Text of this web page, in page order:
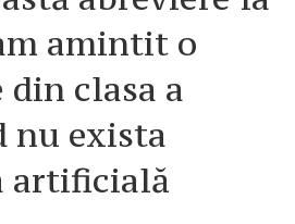
amintit o
clasa a
nu exista
artificială